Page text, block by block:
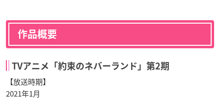
作品概要
TVアニメ「約束のネバーランド」第2期
【放送時期】
2021年1月